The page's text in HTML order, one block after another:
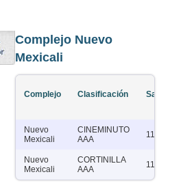
Complejo Nuevo
Mexicali
Complejo Clasificación Salas
Nuevo
Mexicali
CINEMINUTO
AAA
11
Nuevo
Mexicali
CORTINILLA
AAA
11